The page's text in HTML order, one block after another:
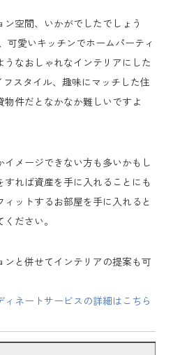
空間、いかがでしたでしょう
可愛いキッチンでホームパーティ
なおしゃれなインテリアにした
スタイル、趣味にマッチした住
件だとなかなか難しいですよ
メージできない方も多いかもし
れば資産を手に入れることにも
ットするお部屋を手に入れると
ださい。
ンと併せてインテリアの提案も可
ィネートサービスの詳細はこちら